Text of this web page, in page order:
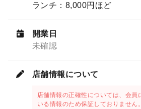
ランチ：8,000円ほど
開業日
未確認
店舗情報について
店舗情報の正確性については、会員
いる情報のため保証しておりません